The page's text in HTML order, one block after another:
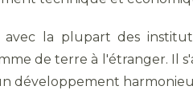
la plupart des
de terre à l'étranger. Il
développement